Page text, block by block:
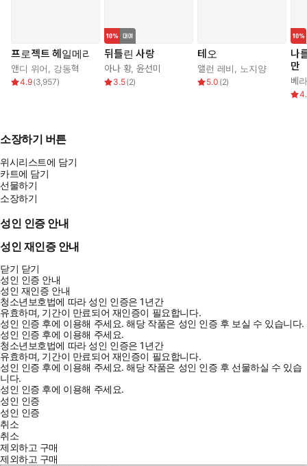
프로젝트 헤일메리
앤디 위어 강동혁
4.9(3,957)
뒤틀린 사랑
아나 황,윤선미
3.5(2)
테오
앨런 레비 노지양
5.0 (2)
나
만
베
소장하기 버튼
위시리스트에 담기
카트에 담기
선물하기
소장하기
성인 인증 안내
성인 재인증 안내
닫기 닫기
성인 인증 안내
성인 재인증 안내
청소년보호법에 따라 성인 인증은 1년간
유효하며, 기간이 만료되어 재인증이 필요합니다.
성인 인증 후에 이용해 주세요.해당 작품은 성인 인증 후 보실 수 있습니다.
성인 인증 후에 이용해 주세요.
청소년보호법에 따라 성인 인증은 1년간
유효하며, 기간이 만료되어 재인증이 필요합니다.
성인 인증 후에 이용해 주세요.해당 작품은 성인 인증 후 선물하실 수 있습
니다.
성인 인증 후에 이용해 주세요.
성인 인증
성인 인증
취소
취소
제외하고 구매
제외하고 구매